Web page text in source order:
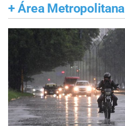
+ Área Metropolitana